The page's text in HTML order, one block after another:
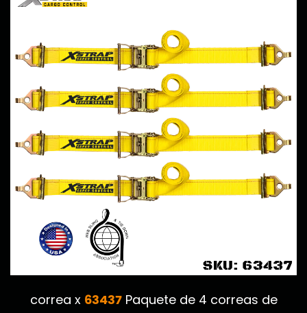
correa x 63437 Paquete de 4 correas de